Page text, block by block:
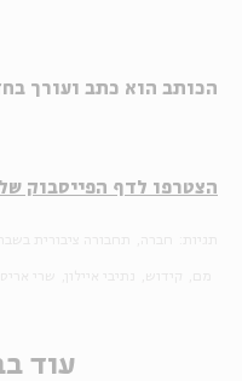
הכותב הוא כתב ועורך
הצטרפו לדף הפייסבוק
עוד